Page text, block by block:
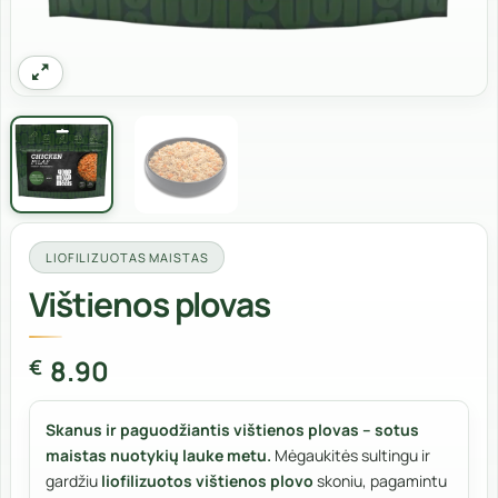
LIOFILIZUOTAS MAISTAS
Vištienos plovas
€ 8.90
Skanus ir paguodžiantis vištienos plovas – sotus
maistas nuotykių lauke metu. Mėgaukitės sultingu ir
gardžiu liofilizuotos vištienos plovo skoniu, pagamintu